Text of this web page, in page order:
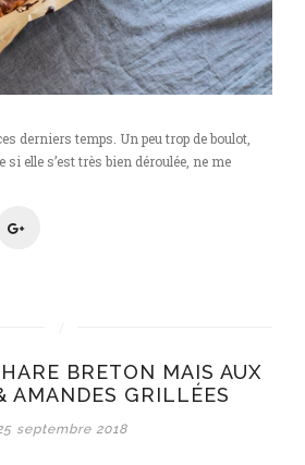
derniers temps. Un peu trop de boulot,
elle s’est très bien déroulée, ne me
des
BRETON MAIS AUX
AMANDES GRILLÉES
septembre 2018